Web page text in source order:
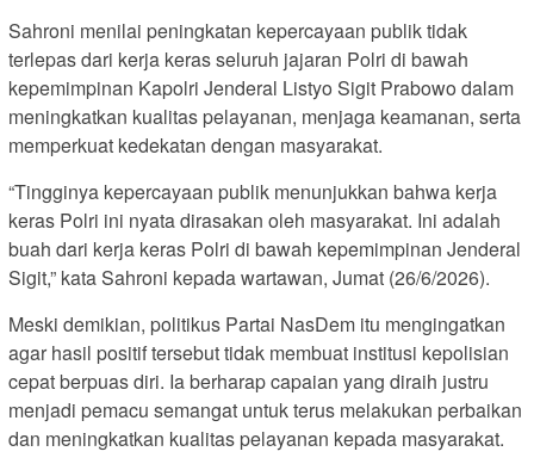
Sahroni menilai peningkatan kepercayaan publik tidak
terlepas dari kerja keras seluruh jajaran Polri di bawah
kepemimpinan Kapolri Jenderal Listyo Sigit Prabowo dalam
meningkatkan kualitas pelayanan, menjaga keamanan, serta
memperkuat kedekatan dengan masyarakat.
“Tingginya kepercayaan publik menunjukkan bahwa kerja
keras Polri ini nyata dirasakan oleh masyarakat. Ini adalah
buah dari kerja keras Polri di bawah kepemimpinan Jenderal
Sigit,” kata Sahroni kepada wartawan, Jumat (26/6/2026).
Meski demikian, politikus Partai NasDem itu mengingatkan
agar hasil positif tersebut tidak membuat institusi kepolisian
cepat berpuas diri. Ia berharap capaian yang diraih justru
menjadi pemacu semangat untuk terus melakukan perbaikan
dan meningkatkan kualitas pelayanan kepada masyarakat.